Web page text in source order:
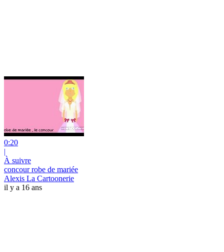
0:20
|
À suivre
concour robe de mariée
Alexis La Cartoonerie
il y a 16 ans